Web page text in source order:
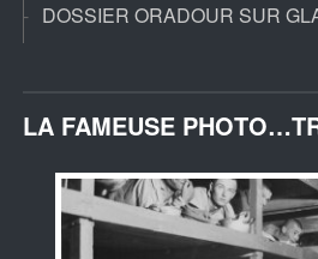
DOSSIER ORADOUR SUR
LA FAMEUSE